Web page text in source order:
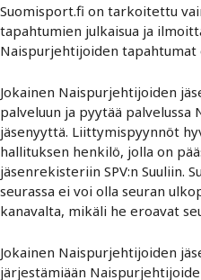
Suomisport.fi on tarkoitettu
tapahtumien julkaisua ja
Naispurjehtijoiden tapahtumat
Jokainen Naispurjehtijoiden
palveluun ja pyytää
jäsenyyttä. Liittymispyynnöt
hallituksen henkilö, jolla on
jäsenrekisteriin SPV:n Suuliin.
seurassa ei voi olla seuran
kanavalta, mikäli he eroavat
Jokainen Naispurjehtijoiden
järjestämiään